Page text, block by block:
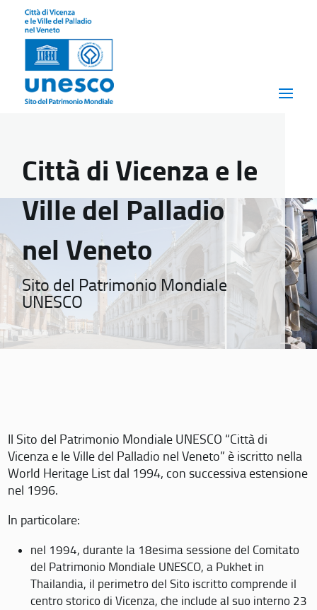
Città di Vicenza e le
Ville del Palladio
nel Veneto
Sito del Patrimonio Mondiale
UNESCO
Il Sito del Patrimonio Mondiale UNESCO “Città di
Vicenza e le Ville del Palladio nel Veneto” è iscritto nella
World Heritage List dal 1994, con successiva estensione
nel 1996.
In particolare:
nel 1994, durante la 18esima sessione del Comitato
del Patrimonio Mondiale UNESCO, a Pukhet in
Thailandia, il perimetro del Sito iscritto comprende il
centro storico di Vicenza, che include al suo interno 23